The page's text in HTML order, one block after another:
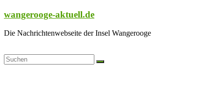
Zum
springen
wangerooge-aktuell.de
Die Nachrichtenwebseite der Insel Wangerooge